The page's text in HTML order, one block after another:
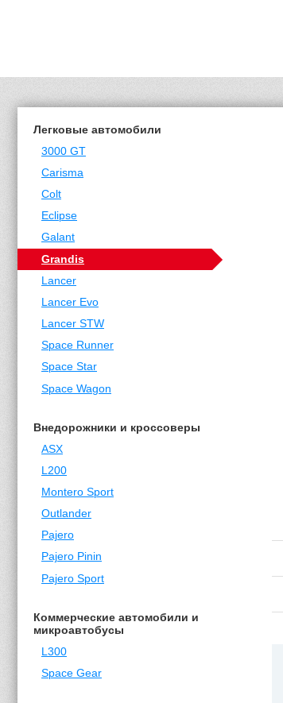
Легковые автомобили
3000 GT
Carisma
Colt
Eclipse
Galant
Grandis
Lancer
Lancer Evo
Lancer STW
Space Runner
Space Star
Space Wagon
Внедорожники и кроссоверы
ASX
L200
Montero Sport
Outlander
Pajero
Pajero Pinin
Pajero Sport
Коммерческие автомобили и
микроавтобусы
L300
Space Gear